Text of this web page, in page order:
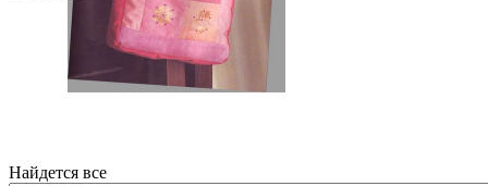
Найдется все